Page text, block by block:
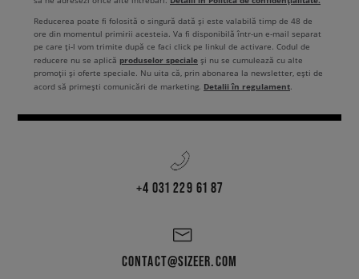
Reducerea poate fi folosită o singură dată și este valabilă timp de 48 de
ore din momentul primirii acesteia. Va fi disponibilă într-un e-mail separat
pe care ți-l vom trimite după ce faci click pe linkul de activare. Codul de
reducere nu se aplică produselor speciale și nu se cumulează cu alte
promoții și oferte speciale. Nu uita că, prin abonarea la newsletter, ești de
acord să primești comunicări de marketing. Detalii în regulament.
+4 031 229 61 87
CONTACT@SIZEER.COM